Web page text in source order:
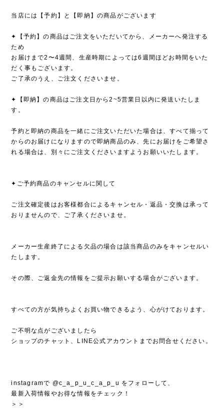
当店には【予約】と【即納】の商品がございます
✦【予約】の商品はご注文をいただいてから、メーカーへ発注する
ため
お届けまで2〜4週間、生産時期によっては6週間ほどお時間をいた
だく事もございます。
ご了承のうえ、ご注文くださいませ。
✦【即納】の商品はご注文日から2~5営業日以内に発送いたしま
す。
予約と即納の商品を一緒にご注文いただいた場合は、すべて揃って
からのお届けになりますので即納商品のみ、先にお届けをご希望さ
れる場合は、別々にご注文くださいますようお願いいたします。
✦ご予約商品のキャンセルに関して
ご注文確定後はお客様都合によるキャンセル・返品・交換は承って
おりませんので、ご了承くださいませ。
メーカー生産終了による欠品の場合は該当商品のみをキャンセルい
たします。
その際、ご返金先の情報をご提示お願いする場合がございます。
すべての方が気持ちよくお買い物できるよう、心がけております。
ご不明な点がございましたら
ショップのチャット、LINE公式アカウントまでお問合せください。
instagramで @c_a_p_u_c_a_p_u をフォローして、
最新入荷情報やお得な情報をチェック！
＞＞